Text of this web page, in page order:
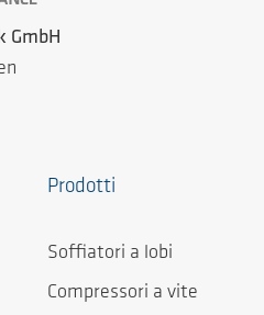
GmbH
Prodotti
Soffiatori a lobi
Compressori a vite